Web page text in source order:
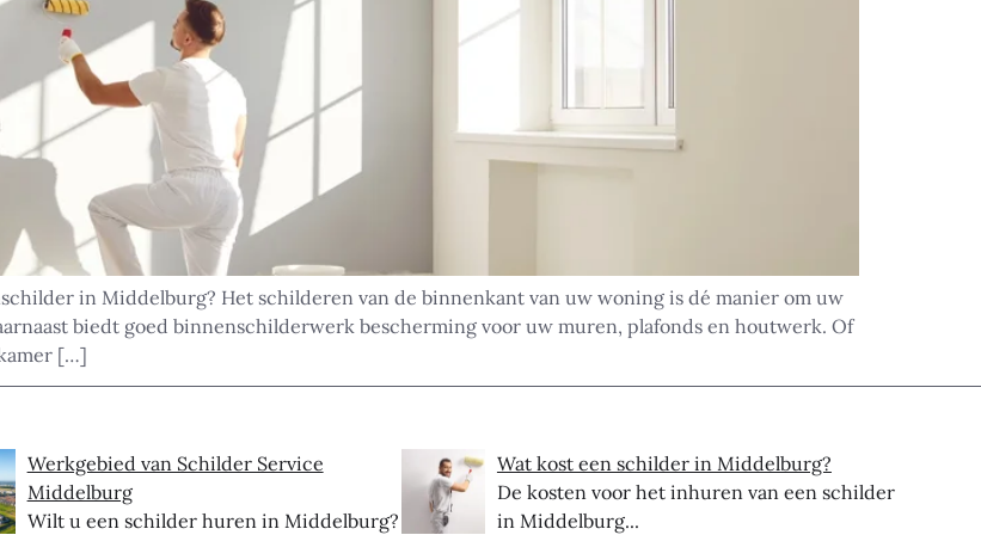
in Middelburg? Het schilderen van de binnenkant van uw woning is dé manier om uw
biedt goed binnenschilderwerk bescherming voor uw muren, plafonds en houtwerk. Of
[…]
Werkgebied van Schilder Service
Middelburg
Wilt u een schilder huren in Middelburg?
Wat kost een schilder in Middelburg?
De kosten voor het inhuren van een schilder
in Middelburg...